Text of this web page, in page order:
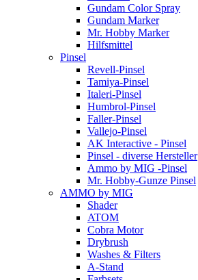
Gundam Color Spray
Gundam Marker
Mr. Hobby Marker
Hilfsmittel
Pinsel
Revell-Pinsel
Tamiya-Pinsel
Italeri-Pinsel
Humbrol-Pinsel
Faller-Pinsel
Vallejo-Pinsel
AK Interactive - Pinsel
Pinsel - diverse Hersteller
Ammo by MIG -Pinsel
Mr. Hobby-Gunze Pinsel
AMMO by MIG
Shader
ATOM
Cobra Motor
Drybrush
Washes & Filters
A-Stand